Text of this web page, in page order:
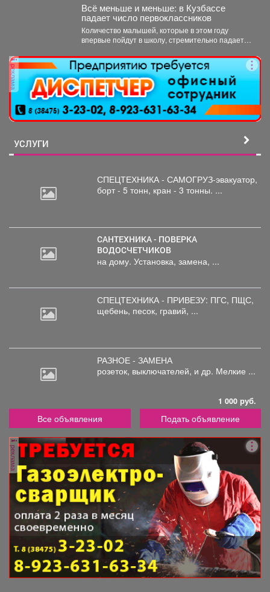
Всё меньше и меньше: в Кузбассе
падает число первоклассников
Количество малышей, которые в этом году
впервые пойдут в школу, стремительно падает в
реклама
УСЛУГИ
СПЕЦТЕХНИКА - САМОГРУЗ-эвакуатор,
борт - 5 тонн, кран - 3 тонны. ...
САНТЕХНИКА - ПОВЕРКА
ВОДОСЧЕТЧИКОВ
на дому. Установка, замена, ...
СПЕЦТЕХНИКА - ПРИВЕЗУ: ПГС, ПЩС,
щебень, песок, гравий, ...
РАЗНОЕ - ЗАМЕНА
розеток, выключателей, и др. Мелкие ...
1 000 руб.
Все объявления Подать объявление
реклама